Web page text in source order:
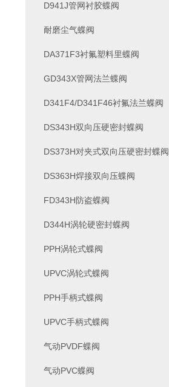
D941J管网衬胶蝶阀
耐磨尘气蝶阀
DA371F3衬氟塑料里蝶阀
GD343X管网法兰蝶阀
D341F4/D341F46衬氟法兰蝶阀
DS343H双向压硬密封蝶阀
DS373H对夹式双向压硬密封蝶阀
DS363H焊接双向压蝶阀
FD343H防盗蝶阀
D344H涡轮硬密封蝶阀
PPH涡轮式蝶阀
UPVC涡轮式蝶阀
PPH手柄式蝶阀
UPVC手柄式蝶阀
气动PVDF蝶阀
气动PVC蝶阀